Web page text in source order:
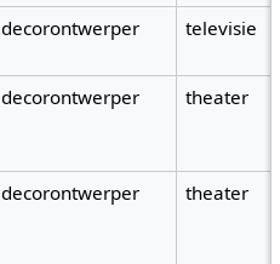
decorontwerper televisie
decorontwerper theater
decorontwerper theater